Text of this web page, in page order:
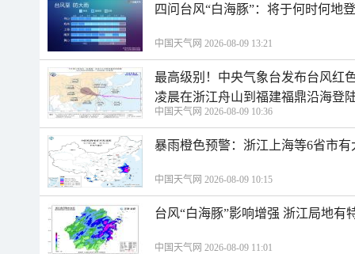
四问台风“白海豚”：将于何时何地
中国天气网 2026-08-09 13:21
最高级别！中央气象台发布台风红
凌晨在浙江舟山到福建福鼎沿海登
中国天气网 2026-08-09 10:36
暴雨橙色预警：浙江上海等6省市
中国天气网 2026-08-09 10:15
台风“白海豚”影响增强 浙江局地有
中国天气网 2026-08-09 11:01